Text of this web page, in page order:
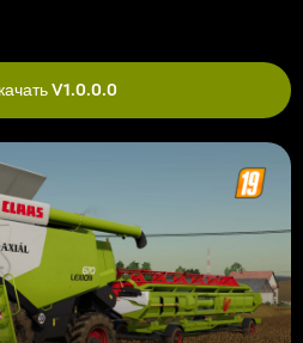
V1.0.0.0